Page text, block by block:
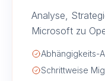
Analyse,
Microsoft zu
Abhängigkeits-
Schrittweise